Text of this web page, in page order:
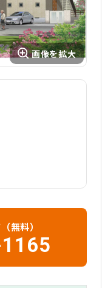
（無料）